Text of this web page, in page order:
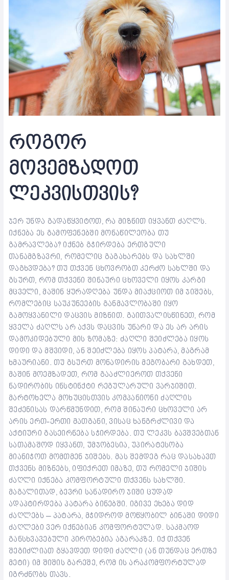
როგორ
მოვემზადოთ
ლეკვისთვის?
ჯერ უნდა გადაწყვიტოთ, რა მიზნით იყვანთ ძაღლს.
იქნება ეს გამოფენებში მონაწილეობა თუ
გამრავლება? იქნებ გჭირდება ერთგული
თანამგზავრი, რომელიც გაგახარებს და სახლში
დაგხვდება? თუ თქვენ ცხოვრობთ კერძო სახლში და
გსურთ, რომ თქვენი შინაური ცხოველი იყოს კარგი
მცველი, მაშინ ყურადღება უნდა მიაქციოთ იმ ჯიშებს,
რომლებიც საუკუნეების განმავლობაში იყო
გამოყვანილი დაცვის მიზნით. გაითვალისწინეთ, რომ
ყველა ძაღლს არ აქვს დაცვის უნარი და ეს არ არის
დამოკიდებული მის ზომაზე: ძაღლი შეიძლება იყოს
დიდი და მშვიდი, ან შეიძლება იყოს პატარა, მაგრამ
ხმაურიანი. თუ გსურთ მონადირის მეგობარი გახდეთ,
მაშინ მოემზადეთ, რომ გააძლიეროთ თქვენი
ნადირობის ინსტინქტი რეგულარული ვარჯიშით.
მარტოხელა მოხუცისთვის კომპანიონი ძაღლის
შეძენისას დარწმუნდით, რომ შინაური ცხოველი არ
არის ერთ-ერთი მათგანი, ვისაც ხანგრძლივი და
აქტიური გასეირნება სჭირდება. თუ ლეკვს ბავშვებთან
სათამაშოდ იყვანთ, უმჯობესია, უპირატესობა
მიანიჭოთ მომთმენ ჯიშებს. მას შემდეგ რაც დასახავთ
თქვენს მიზნებს, იფიქრეთ იმაზე, თუ რომელი ჯიშის
ძაღლი იქნება კომფორტული თქვენს სახლში.
მაგალითად, ბევრი სანადირო ჯიში ცუდად
ადაპტირდება პატარა ბინებში. იგივე ეხება დიდ
ძაღლებს – პატარა, მჭიდროდ მოწყობილ ბინაში დიდი
ძაღლები ვერ იქნებიან კომფორტულად. საკმაოდ
განსხვავებული პირობებია აგარაკზე. იქ თქვენ
შეგიძლიათ გყავდეთ დიდი ძაღლი (ან თუნდაც ერთზე
მეტი) იმ შიშის გარეშე, რომ ის არაკომფორტულად
იგრძნობს თავს.